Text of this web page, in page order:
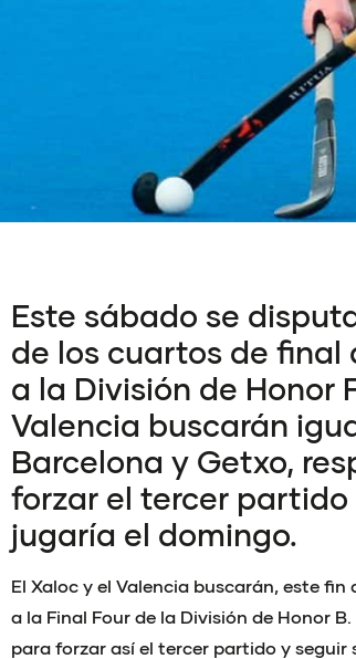
Este sábado se
de los cuartos de final
a la División de Honor
Valencia buscarán
Barcelona y Getxo,
forzar el tercer
jugaría el domingo.
El Xaloc y el Valencia buscarán, este
a la Final Four de la División de Honor
para forzar así el tercer partido y